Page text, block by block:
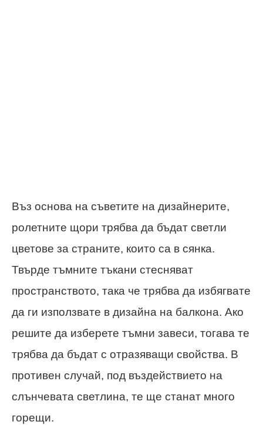
Въз основа на съветите на дизайнерите,
ролетните щори трябва да бъдат светли
цветове за страните, които са в сянка.
Твърде тъмните тъкани стесняват
пространството, така че трябва да избягвате
да ги използвате в дизайна на балкона. Ако
решите да изберете тъмни завеси, тогава те
трябва да бъдат с отразяващи свойства. В
противен случай, под въздействието на
слънчевата светлина, те ще станат много
горещи.